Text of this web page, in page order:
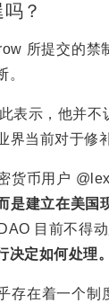
？
所提交的禁
。
表示，他并
当前对于修补
货币用户
是建立在美国
目前不得
决定如何处理。
存在着一个